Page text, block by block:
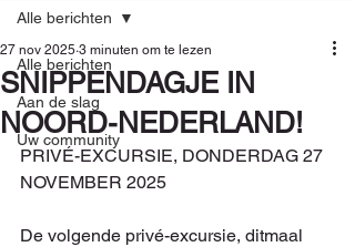
Alle berichten
Aan de slag
Uw community
Alle berichten
SNIPPENDAGJE IN
NOORD-NEDERLAND!
27 nov 2025 3 minuten om te lezen
PRIVÉ-EXCURSIE, DONDERDAG 27
NOVEMBER 2025
De volgende privé-excursie, ditmaal